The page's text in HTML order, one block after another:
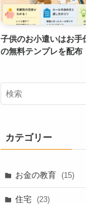
子供のお小遣いはお手
の無料テンプレを配布
カテゴリー
お金の教育 (15)
住宅 (23)